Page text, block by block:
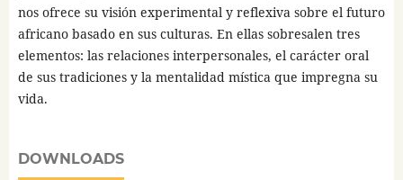
nos ofrece su visión experimental y reflexiva sobre el futuro
africano basado en sus culturas. En ellas sobresalen tres
elementos: las relaciones interpersonales, el carácter oral
de sus tradiciones y la mentalidad mística que impregna su
vida.
DOWNLOADS